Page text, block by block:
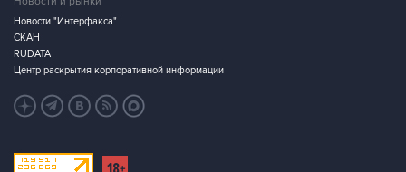
Новости "Интерфакса"
СКАН
RUDATA
Центр раскрытия корпоративной информации